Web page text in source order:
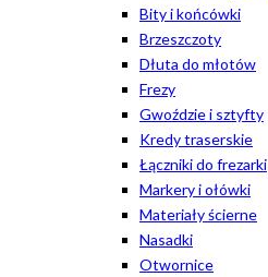
Bity i końcówki
Brzeszczoty
Dłuta do młotów
Frezy
Gwoździe i sztyfty
Kredy traserskie
Łączniki do frezarki
Markery i ołówki
Materiały ścierne
Nasadki
Otwornice